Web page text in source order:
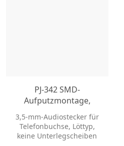
PJ-342 SMD-
Aufputzmontage,
rechtwinklige 3,5-mm-
Klinkenbuchse
3,5-mm-Audiostecker für
Telefonbuchse, Löttyp,
keine Unterlegscheiben